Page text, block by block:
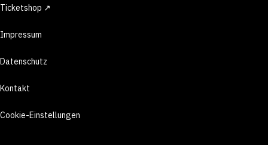
Ticketshop ↗
Impressum
Datenschutz
Kontakt
Cookie-Einstellungen